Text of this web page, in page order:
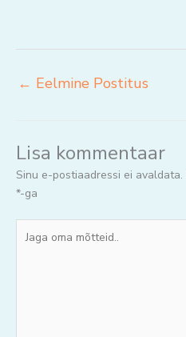
← Eelmine Postitus
Lisa kommentaar
Sinu e-postiaadressi ei avaldata.
*-ga
oma